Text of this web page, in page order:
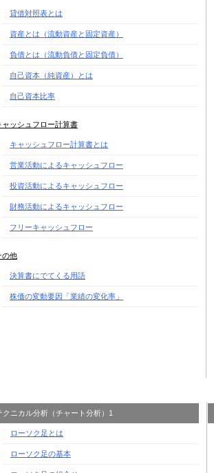
貸借対照表とは
資産とは（流動資産と固定資産）
負債とは（流動負債と固定負債）
自己資本（純資産）とは
自己資本比率
ャッシュフロー計算書
キャッシュフロー計算書とは
営業活動によるキャッシュフロー
投資活動によるキャッシュフロー
財務活動によるキャッシュフロー
フリーキャッシュフロー
の他
決算書にでてくる用語
株価の変動要因「業績の変化率」
クニカル分析（チャート分析）1
ローソク足とは
ローソク足の基本